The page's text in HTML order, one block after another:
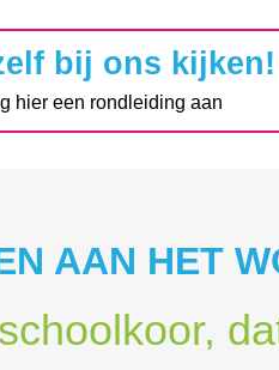
bij ons kijken!
hier een rondleiding aan
AAN HET